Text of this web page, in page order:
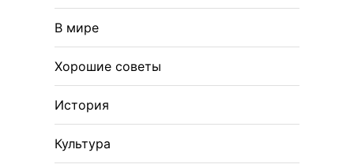
В мире
Хорошие советы
История
Культура